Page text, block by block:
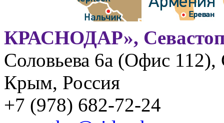
КРАСНОДАР»,
Соловьева 6а (Офис 112),
Крым, Россия
+7 (978) 682-72-24